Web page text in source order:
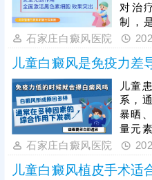
对治
制，
式。
可直
色素
成，
会损
童娇
控激
疗，
治疗
石家庄白癜风医院
儿童白癜风是免疫力差
儿童
系，
暴晒
量元
康生
能，
石家庄白癜风医院
儿童白癜风植皮手术适